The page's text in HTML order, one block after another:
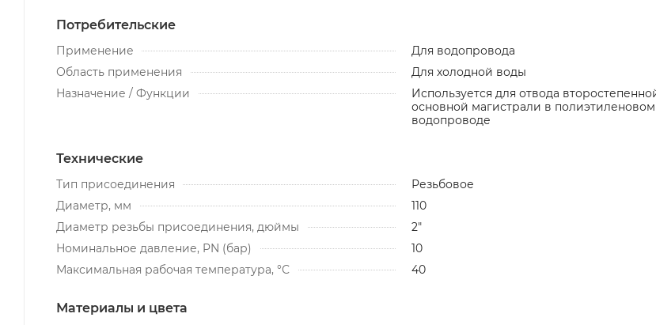
Потребительские
Применение
Для водопровода
Область применения
Для холодной воды
Назначение / Функции
Используется для отвода
основной магистрали в полиэтиленовом
водопроводе
Технические
Тип присоединения
Резьбовое
Диаметр, мм
110
Диаметр резьбы присоединения, дюймы
2"
Номинальное давление, PN (бар)
10
Максимальная рабочая температура, °С
40
Материалы и цвета